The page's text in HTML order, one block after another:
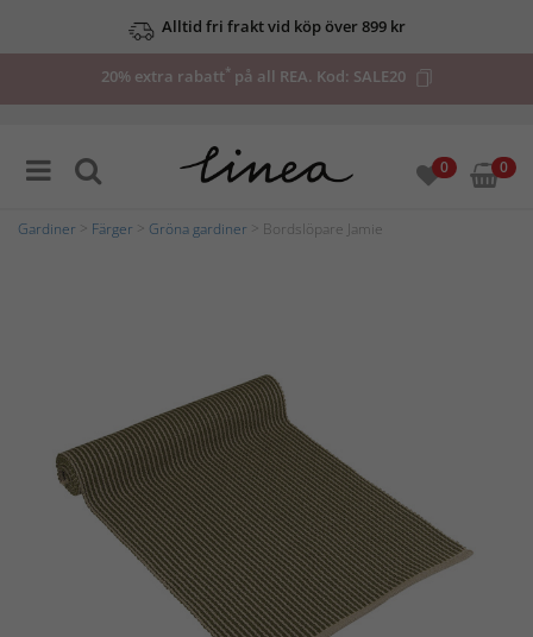
Alltid fri frakt vid köp över 899 kr
20% extra rabatt*på all REA. Kod: SALE20
0 0
Gardiner Färger Gröna gardiner > Bordslöpare Jamie